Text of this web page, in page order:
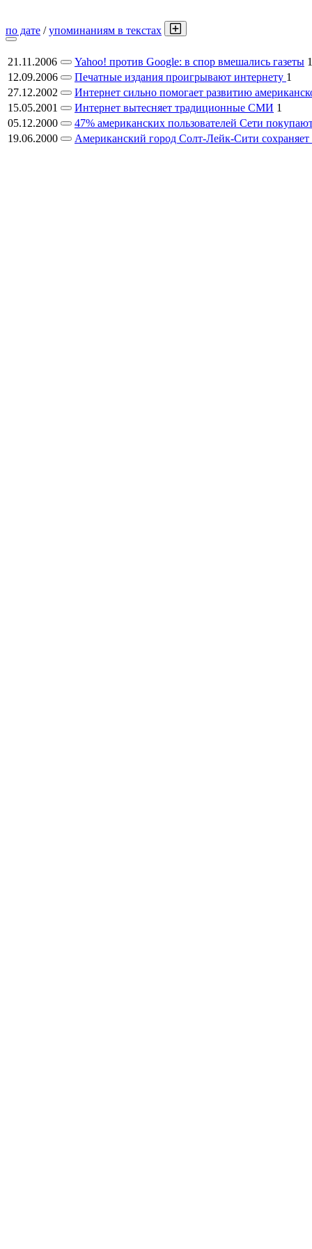
по дате /упоминаниям в текстах
21.11.2006 Yahoo! против Google: в спор вмешались газеты 1
12.09.2006
Печатные издания проигрывают интернету 1
27.12.2002
Интернет сильно помогает развитию
15.05.2001
Интернет вытесняет традиционные СМИ 1
05.12.2000
47% американских пользователей Сети
19.06.2000
Американский город Солт-Лейк-Сити